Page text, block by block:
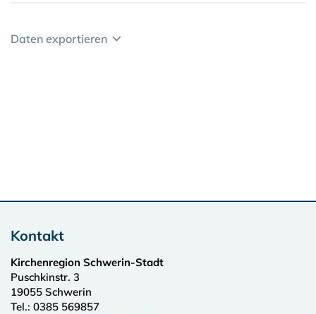
Daten exportieren
Kontakt
Kirchenregion Schwerin-Stadt
Puschkinstr. 3
19055 Schwerin
Tel.: 0385 569857